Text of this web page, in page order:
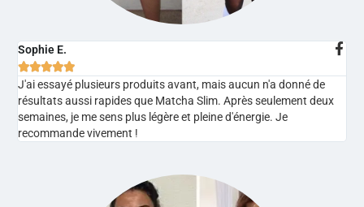
Sophie E.

J'ai essayé plusieurs produits avant, mais aucun n'a donné de
résultats aussi rapides que Matcha Slim. Après seulement deux
semaines, je me sens plus légère et pleine d'énergie. Je
recommande vivement !